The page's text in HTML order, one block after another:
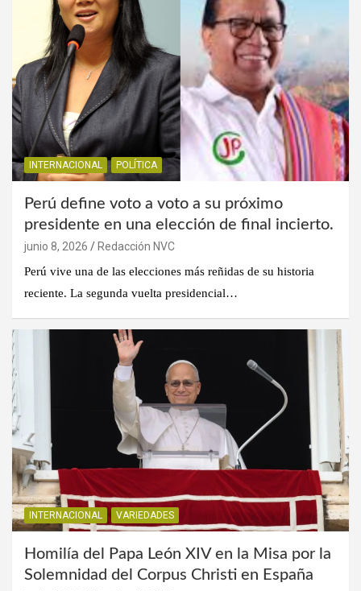
INTERNACIONAL POLÍTICA
Perú define voto a voto a su próximo
presidente en una elección de final incierto.
junio 8, 2026
Redacción NVC
Perú vive una de las elecciones más reñidas de su historia
reciente. La segunda vuelta presidencial…
INTERNACIONAL VARIEDADES
Homilía del Papa León XIV en la Misa por la
Solemnidad del Corpus Christi en España